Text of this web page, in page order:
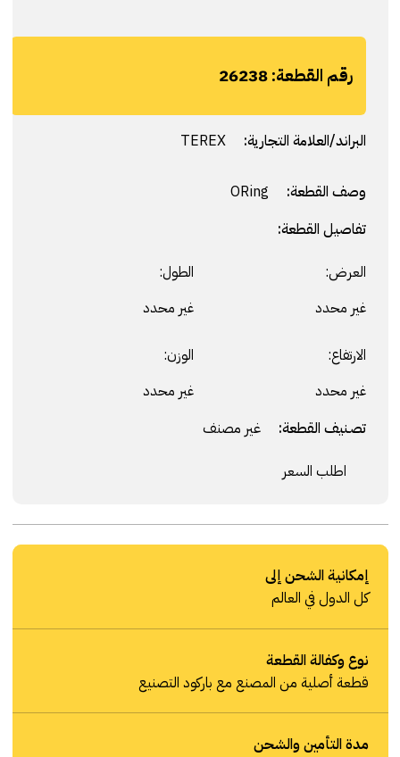
رقم القطعة:26238
البراند/العلامة التجارية: TEREX
وصف القطعة:
تفاصيل القطعة:
العرض:
غير محدد
الطول:
غير محدد
الارتفاع:
غير محدد
الوزن:
غير محدد
تصنيف القطعة: غير مصنف
اطلب السعر
إمكانية الشحن إلى
كل الدول في العالم
نوع وكفالة القطعة
قطعة أصلية من المصنع مع باركود التصنيع
مدة التأمين والشحن